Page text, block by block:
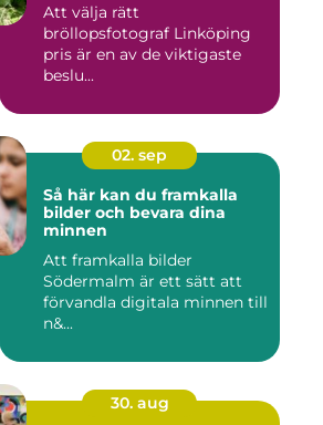
Att välja rätt
bröllopsfotograf Linköping
pris är en av de viktigaste
beslu...
02. sep
Så här kan du framkalla
bilder och bevara dina
minnen
Att framkalla bilder
Södermalm är ett sätt att
förvandla digitala minnen till
n&...
30. aug